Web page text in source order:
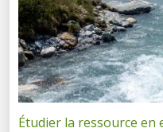
Étudier la ressource